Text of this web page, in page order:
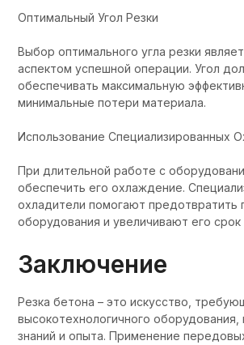
Оптимальный Угол Резки
Выбор оптимального угла резки
аспектом успешной операции. Угол
обеспечивать максимальную
минимальные потери материала.
Использование Специализированных
При длительной работе с
обеспечить его охлаждение.
охладители помогают предотвратить
оборудования и увеличивают его
Заключение
Резка бетона – это искусство,
высокотехнологичного оборудования,
знаний и опыта. Применение